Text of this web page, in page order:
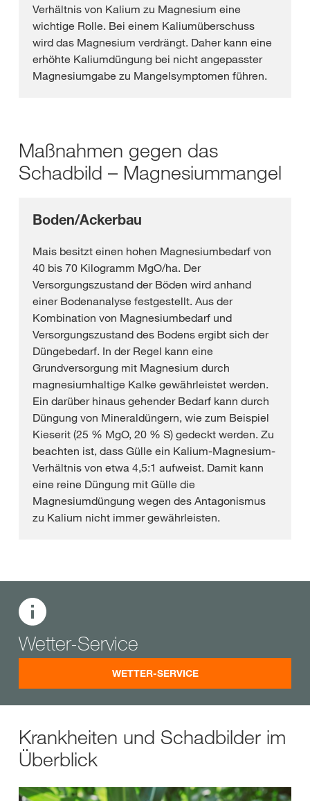
Verhältnis von Kalium zu Magnesium eine
wichtige Rolle. Bei einem Kaliumüberschuss
wird das Magnesium verdrängt. Daher kann eine
erhöhte Kaliumdüngung bei nicht angepasster
Magnesiumgabe zu Mangelsymptomen führen.
Maßnahmen gegen das
Schadbild – Magnesiummangel
Boden/Ackerbau
Mais besitzt einen hohen Magnesiumbedarf von
40 bis 70 Kilogramm MgO/ha. Der
Versorgungszustand der Böden wird anhand
einer Bodenanalyse festgestellt. Aus der
Kombination von Magnesiumbedarf und
Versorgungszustand des Bodens ergibt sich der
Düngebedarf. In der Regel kann eine
Grundversorgung mit Magnesium durch
magnesiumhaltige Kalke gewährleistet werden.
Ein darüber hinaus gehender Bedarf kann durch
Düngung von Mineraldüngern, wie zum Beispiel
Kieserit (25 % MgO, 20 % S) gedeckt werden. Zu
beachten ist, dass Gülle ein Kalium-Magnesium-
Verhältnis von etwa 4,5:1 aufweist. Damit kann
eine reine Düngung mit Gülle die
Magnesiumdüngung wegen des Antagonismus
zu Kalium nicht immer gewährleisten.
Wetter-Service
WETTER-SERVICE
Krankheiten und Schadbilder im
Überblick